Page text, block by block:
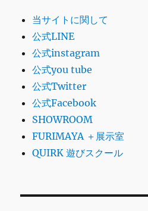
当サイトに関して
公式LINE
公式instagram
公式you tube
公式Twitter
公式Facebook
SHOWROOM
FURIMAYA ＋展示室
QUIRK 遊びスクール